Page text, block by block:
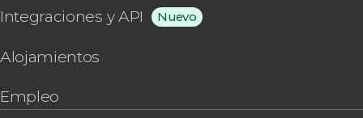
Integraciones y API Nuevo
Alojamientos
Empleo